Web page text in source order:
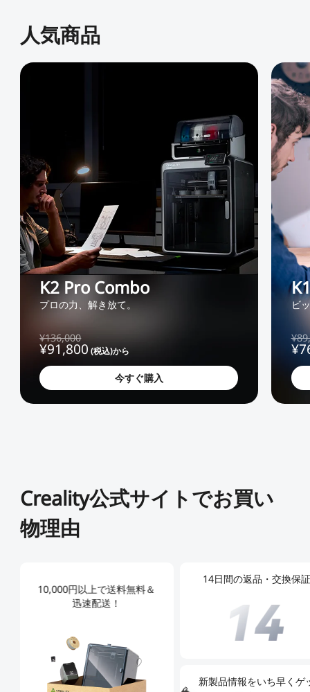
すべて表示
QUICKSURFACE
素材パック
すべて表示
K2 Pro PEI両面フロスト
プレート
「Unicorn」-
K1/Ender-3 V3 シリーズ
すべて表示
エクストルーダー
エクストルーダーモータ
ー - K2 Plus
K2 Plus エクストルーダ
ーキット
すべて表示
エンクロージャー nFEP剝離フィルム
すべて表示
NEW
星型PTFEチューブ
「Unicorn」- K2
/Creality Hiシリーズ
すべて表示
CFS用ケーブル
すべて表示
人気商品
K2 Pro Combo
プロの力、解き放て。
¥136,000
¥91,800 (税込)から
今すぐ購入
ビ
¥
Creality公式サイトでお買い
物理由
10,000円以上で送料無料＆
迅速配送！
14日間の返品・交換保
新製品情報をいち早くゲ